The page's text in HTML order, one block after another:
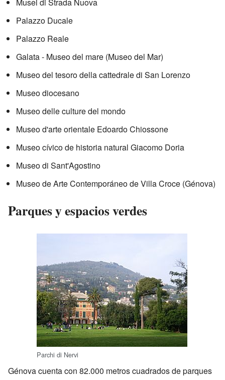
Palazzo Ducale
Palazzo Reale
Galata - Museo del mare (Museo del Mar)
Museo del tesoro della cattedrale di San Lorenzo
Museo diocesano
Museo delle culture del mondo
Museo d'arte orientale Edoardo Chiossone
Museo cívico de historia natural Giacomo Doria
Museo di Sant'Agostino
Museo de Arte Contemporáneo de Villa Croce (Génova)
Parques y espacios verdes
Parchi di Nervi
Génova cuenta con 82.000 metros cuadrados de parques